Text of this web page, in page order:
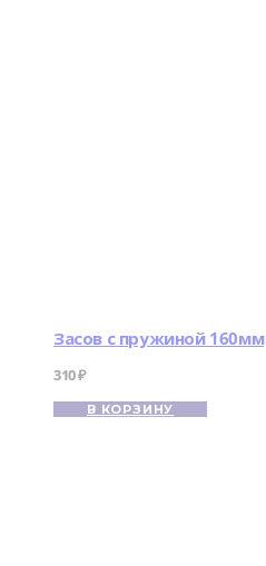
Засов с пружиной 160мм
310₽
В КОРЗИНУ